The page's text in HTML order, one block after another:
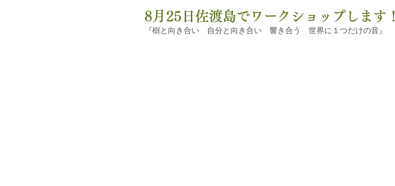
8月25日佐渡島でワークショップします！
『樹と向き合い　自分と向き合い　響き合う　世界に１つだけの音』